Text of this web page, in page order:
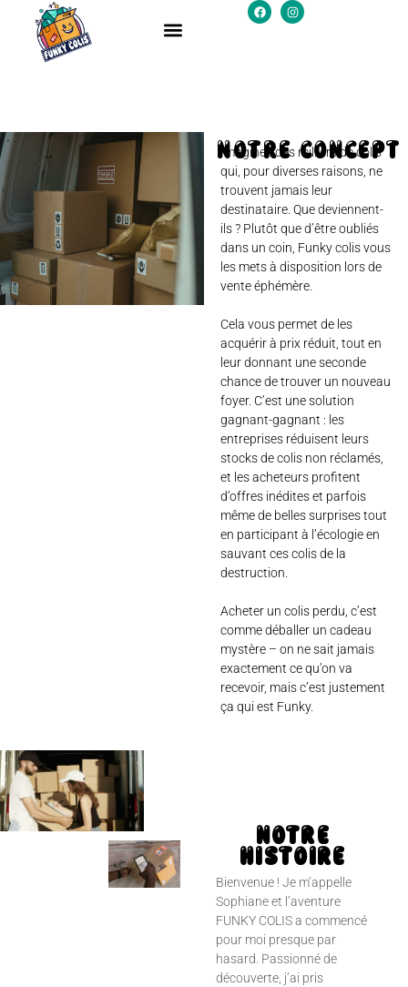
NOTRE CONCEPT
Imaginez des milliers de colis
qui, pour diverses raisons, ne
trouvent jamais leur
destinataire. Que deviennent-
ils ? Plutôt que d’être oubliés
dans un coin, Funky colis vous
les mets à disposition lors de
vente éphémère.
Cela vous permet de les
acquérir à prix réduit, tout en
leur donnant une seconde
chance de trouver un nouveau
foyer. C’est une solution
gagnant-gagnant : les
entreprises réduisent leurs
stocks de colis non réclamés,
et les acheteurs profitent
d’offres inédites et parfois
même de belles surprises tout
en participant à l’écologie en
sauvant ces colis de la
destruction.
Acheter un colis perdu, c’est
comme déballer un cadeau
mystère – on ne sait jamais
exactement ce qu’on va
recevoir, mais c’est justement
ça qui est Funky.
NOTRE
HISTOIRE
Bienvenue ! Je m’appelle
Sophiane et l’aventure
FUNKY COLIS a commencé
pour moi presque par
hasard. Passionné de
découverte, j’ai pris